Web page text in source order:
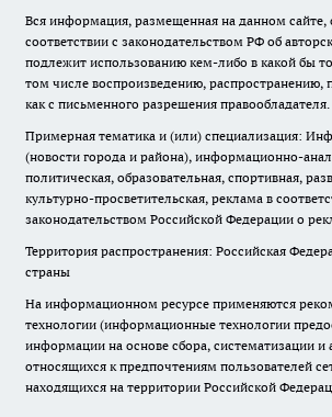
Вся информация, размещенная на данном сайте,
соответствии с законодательством РФ об
подлежит использованию кем-либо в какой бы
том числе воспроизведению, распространению,
как с письменного разрешения правообладателя.
Примерная тематика и (или) специализация:
(новости города и района), информационно-
политическая, образовательная, спортивная,
культурно-просветительская, реклама в
законодательством Российской Федерации о
Территория распространения: Российская
страны
На информационном ресурсе применяются
технологии (информационные технологии
информации на основе сбора, систематизации и
относящихся к предпочтениям пользователей
находящихся на территории Российской